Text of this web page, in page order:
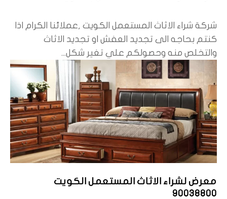
شركة شراء الاثاث المستعمل الكويت ,عملائنا الكرام اذا
كنتم بحاجه الى تجديد العفش او تجديد الاثاث
والتخلص منه وحصولكم علي تغير شكل...
معرض لشراء الاثاث المستعمل الكويت
90038800